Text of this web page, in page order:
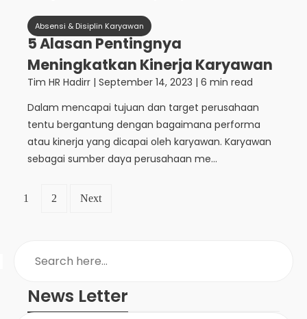
Absensi & Disiplin Karyawan
5 Alasan Pentingnya
Meningkatkan Kinerja Karyawan
Tim HR Hadirr | September 14, 2023 | 6 min read
Dalam mencapai tujuan dan target perusahaan
tentu bergantung dengan bagaimana performa
atau kinerja yang dicapai oleh karyawan. Karyawan
sebagai sumber daya perusahaan me...
1 2 Next
News Letter